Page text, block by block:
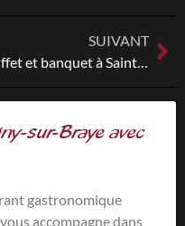
SUIVANT
Buffet et banquet à Saint-Amand-Longpré avec L’Escale Montoirienne
sur-Braye avec
gastronomique
accompagne dans